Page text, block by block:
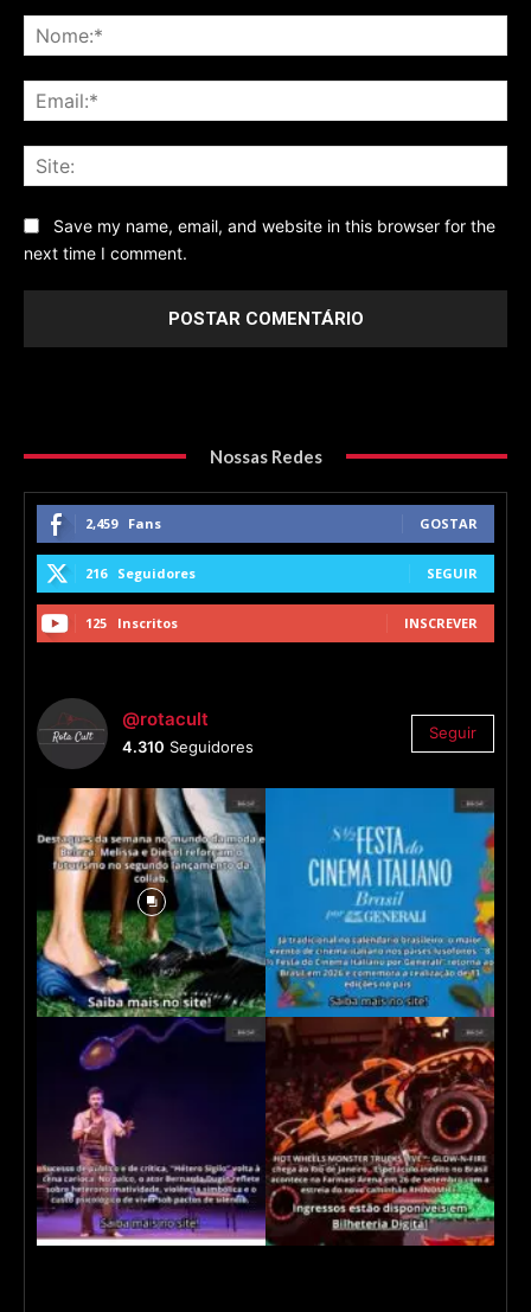
Save my name, email, and website in this browser for the
next time I comment.
Nossas Redes
2,459 Fans GOSTAR
216 Seguidores SEGUIR
125 Inscritos INSCREVER
@rotacult
4.310 Seguidores
Seguir